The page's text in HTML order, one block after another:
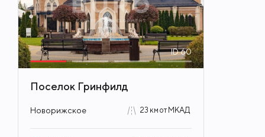
ID60
Поселок Гринфилд
Новорижское 23 км от МКАД